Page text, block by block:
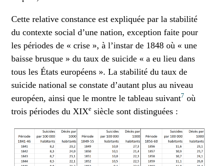
Cette relative constance est expliquée par la stabilité
du contexte social d’une nation, exception faite pour
les périodes de « crise », à l’instar de 1848 où « une
baisse brusque » du taux de suicide « a eu lieu dans
tous les États européens ». La stabilité du taux de
suicide national se constate d’autant plus au niveau
européen, ainsi que le montre le tableau suivant7 où
trois périodes du XIXe siècle sont distinguées :